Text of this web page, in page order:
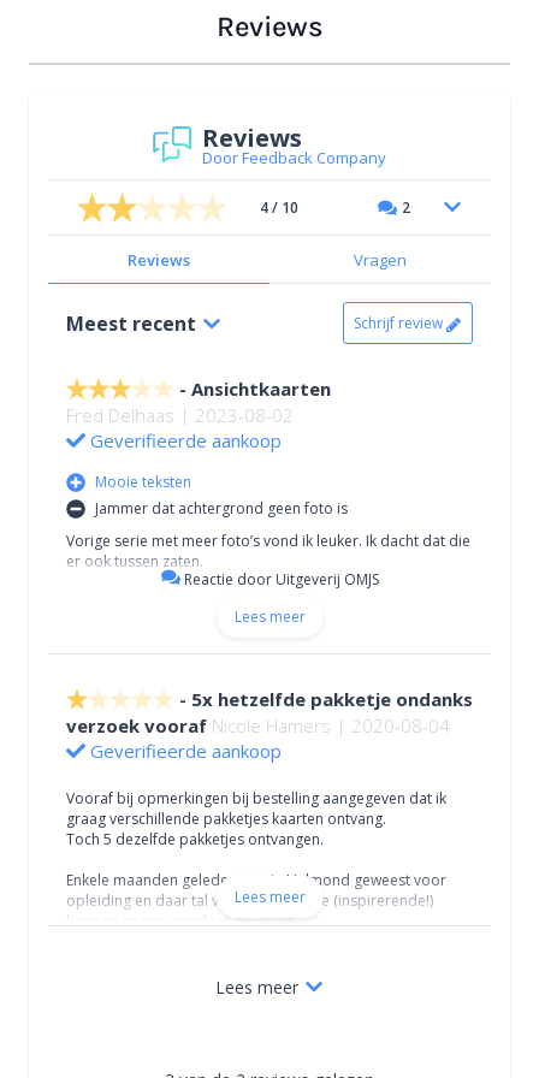
Reviews
Reviews
Door Feedback Company
4 / 10 2
Reviews Vragen
Meest recent Schrijf review
Reactie door Uitgeverij OMJS
Lees meer
Ansichtkaarten
Fred Delhaas | 2023-08-02
Geverifieerde aankoop
Mooie teksten
Jammer dat achtergrond geen foto is
Vorige serie met meer foto’s vond ik leuker. Ik dacht dat die
er ook tussen zaten.
Lees meer
5x hetzelfde pakketje ondanks
verzoek vooraf Nicole Hamers | 2020-08-04
Geverifieerde aankoop
Vooraf bij opmerkingen bij bestelling aangegeven dat ik
graag verschillende pakketjes kaarten ontvang.
Toch 5 dezelfde pakketjes ontvangen.
Enkele maanden geleden nog in Helmond geweest voor
opleiding en daar tal van verschillende (inspirerende!)
kaarten gezien, vandaar de vraag.
Lees meer